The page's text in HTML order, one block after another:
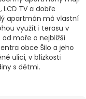
TV a dobře
apartmán má vlastní
využít i terasu v
moře a nejbližší
obce Šilo a jeho
ulici, v blízkosti
s dětmi.